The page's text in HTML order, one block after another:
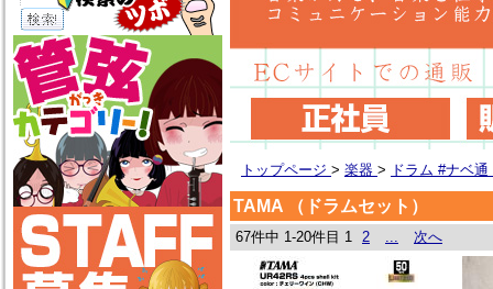
トップページ > 楽器 > ドラム #ナベ
TAMA （ドラムセット）
67件中 1-20件目 1 2 ... 次へ